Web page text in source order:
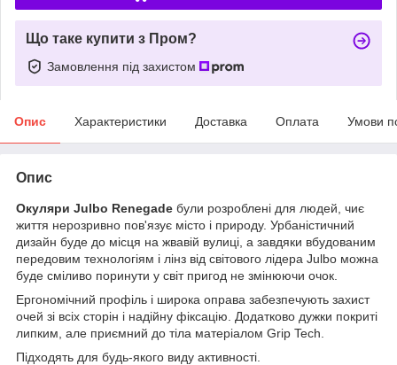
Що таке купити з Пром?
Замовлення під захистом
Опис Характеристики Доставка Оплата Умови
Опис
Окуляри Julbo Renegade були розроблені для людей, чиє
життя нерозривно пов'язує місто і природу. Урбаністичний
дизайн буде до місця на жвавій вулиці, а завдяки вбудованим
передовим технологіям і лінз від світового лідера Julbo можна
буде сміливо поринути у світ пригод не змінюючи очок.
Ергономічний профіль і широка оправа забезпечують захист
очей зі всіх сторін і надійну фіксацію. Додатково дужки покриті
липким, але приємний до тіла матеріалом Grip Tech.
Підходять для будь-якого виду активності.